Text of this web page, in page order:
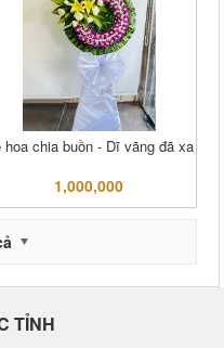
hoa chia buồn - Dĩ vãng đã xa
1,000,000
TỈNH